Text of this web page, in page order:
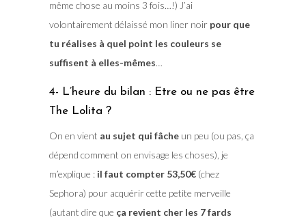
même chose au moins 3 fois…!) J’ai
volontairement délaissé mon liner noir pour que
tu réalises à quel point les couleurs se
suffisent à elles-mêmes…
4- L’heure du bilan : Etre ou ne pas être
The Lolita ?
On en vient au sujet qui fâcheun peu (ou pas, ça
dépend comment on envisage les choses), je
m’explique : il faut compter 53,50€(chez
Sephora) pour acquérir cette petite merveille
(autant dire que ça revient cher les 7 fards